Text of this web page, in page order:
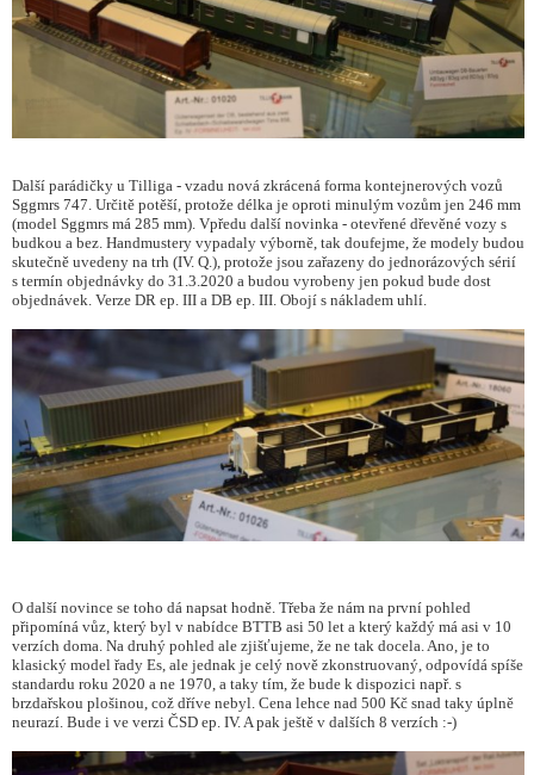
Další parádičky u Tilliga - vzadu nová zkrácená forma kontejnerových vozů
Sggmrs 747. Určitě potěší, protože délka je oproti minulým vozům jen 246 mm
(model Sggmrs má 285 mm). Vpředu další novinka - otevřené dřevěné vozy s
budkou a bez. Handmustery vypadaly výborně, tak doufejme, že modely budou
skutečně uvedeny na trh (IV. Q.), protože jsou zařazeny do jednorázových sérií
s termín objednávky do 31.3.2020 a budou vyrobeny jen pokud bude dost
objednávek. Verze DR ep. III a DB ep. III. Obojí s nákladem uhlí.
O další novince se toho dá napsat hodně. Třeba že nám na první pohled
připomíná vůz, který byl v nabídce BTTB asi 50 let a který každý má asi v 10
verzích doma. Na druhý pohled ale zjišťujeme, že ne tak docela. Ano, je to
klasický model řady Es, ale jednak je celý nově zkonstruovaný, odpovídá spíše
standardu roku 2020 a ne 1970, a taky tím, že bude k dispozici např. s
brzdařskou plošinou, což dříve nebyl. Cena lehce nad 500 Kč snad taky úplně
neurazí. Bude i ve verzi ČSD ep. IV. A pak ještě v dalších 8 verzích :-)